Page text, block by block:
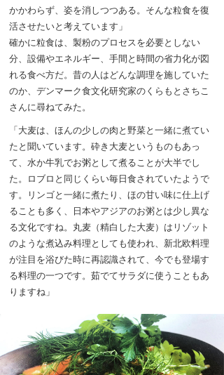
かかわらず、姿を消しつつある。そんな粒食を復
活させたいと考えています」
確かに粒食は、製粉のプロセスを必要としない
分、設備やエネルギー、手間と時間の省力化が図
れる食べ方だ。昔の人はどんな調理を施していた
のか、デンマーク食文化研究家のくらもとさちこ
さんに尋ねてみた。
「大麦は、ほんの少しの肉と野菜と一緒に煮てい
たと聞いています。砕き大麦というものもあっ
て、水か牛乳でお粥として煮ることが大半でし
た。ロブロと同じくらい毎日食されていたようで
す。リンゴと一緒に煮たり、ほの甘い味に仕上げ
ることも多く、日本やアジアのお粥とは少し異な
る文化ですね。丸麦（精白した大麦）はリゾット
のような煮込み料理としても使われ、新北欧料理
が注目を浴びた時に再認識されて、今でも登場す
る料理の一つです。茹でてサラダに使うこともあ
りますね」